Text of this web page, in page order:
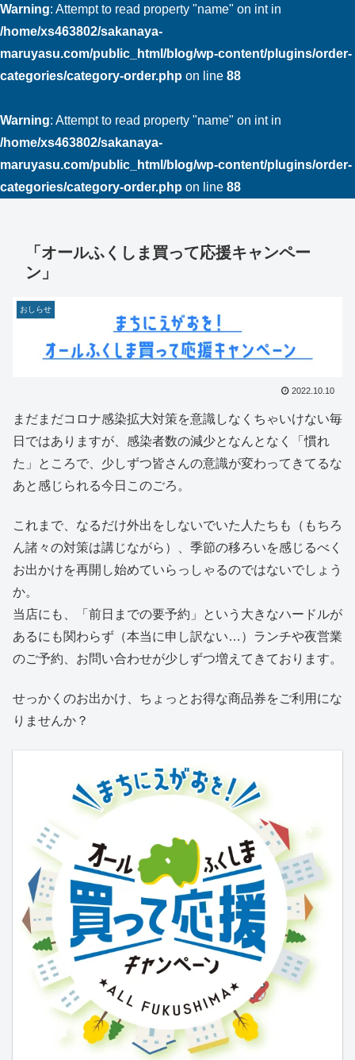
Warning: Attempt to read property "name" on int in
/home/xs463802/sakanaya-
maruyasu.com/public_html/blog/wp-content/plugins/order-
categories/category-order.php on line 88
Warning: Attempt to read property "name" on int in
/home/xs463802/sakanaya-
maruyasu.com/public_html/blog/wp-content/plugins/order-
categories/category-order.php on line 88
「オールふくしま買って応援キャンペー
ン」
おしらせ
2022.10.10
まだまだコロナ感染拡大対策を意識しなくちゃいけない毎
日ではありますが、感染者数の減少となんとなく「慣れ
た」ところで、少しずつ皆さんの意識が変わってきてるな
あと感じられる今日このごろ。
これまで、なるだけ外出をしないでいた人たちも（もちろ
ん諸々の対策は講じながら）、季節の移ろいを感じるべく
お出かけを再開し始めていらっしゃるのではないでしょう
か。
当店にも、「前日までの要予約」という大きなハードルが
あるにも関わらず（本当に申し訳ない…）ランチや夜営業
のご予約、お問い合わせが少しずつ増えてきております。
せっかくのお出かけ、ちょっとお得な商品券をご利用にな
りませんか？